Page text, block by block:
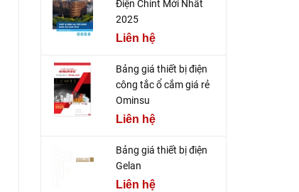
Điện Chint Mới Nhất
2025
Liên hệ
Bảng giá thiết bị điện
công tắc ổ cắm giá rẻ
Ominsu
Liên hệ
Bảng giá thiết bị điện
Gelan
Liên hệ